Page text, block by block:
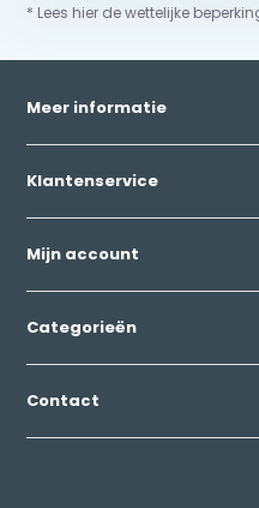
* Lees hier de wettelijke
Meer informatie
Klantenservice
Mijn account
Categorieën
Contact